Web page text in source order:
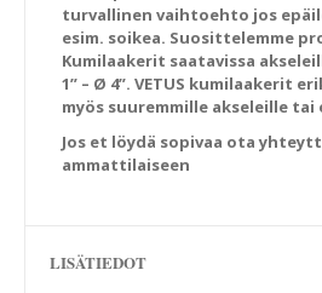
turvallinen vaihtoehto jos
esim. soikea. Suosittelemme
Kumilaakerit saatavissa
1” – Ø 4”. VETUS kumilaakerit
myös suuremmille akseleille
Jos et löydä sopivaa ota
ammattilaiseen
LISÄTIEDOT